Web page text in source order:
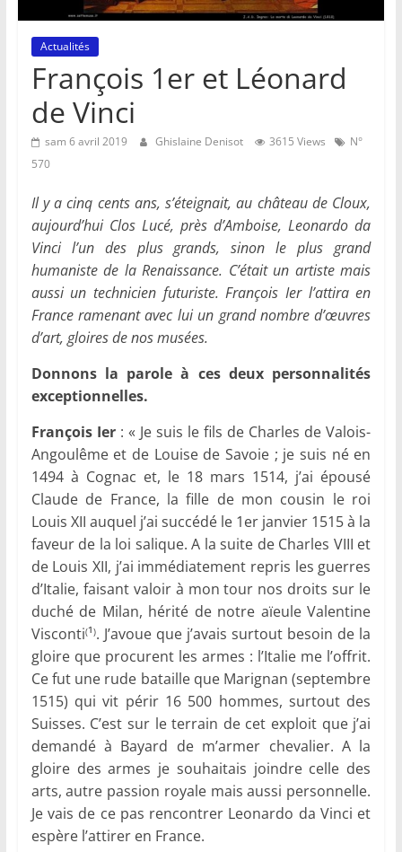
Actualités
François 1er et Léonard
de Vinci
sam 6 avril 2019 Ghislaine Denisot 3615 Views
N°
570
Il y a cinq cents ans, s’éteignait, au château de Cloux,
aujourd’hui Clos Lucé, près d’Amboise, Leonardo da
Vinci l’un des plus grands, sinon le plus grand
humaniste de la Renaissance. C’était un artiste mais
aussi un technicien futuriste. François Ier l’attira en
France ramenant avec lui un grand nombre d’œuvres
d’art, gloires de nos musées.
Donnons la parole à ces deux personnalités
exceptionnelles.
François Ier: « Je suis le fils de Charles de Valois-
Angoulême et de Louise de Savoie ; je suis né en
1494 à Cognac et, le 18 mars 1514, j’ai épousé
Claude de France, la fille de mon cousin le roi
Louis XII auquel j’ai succédé le 1er janvier 1515 à la
faveur de la loi salique. A la suite de Charles VIII et
de Louis XII, j’ai immédiatement repris les guerres
d’Italie, faisant valoir à mon tour nos droits sur le
duché de Milan, hérité de notre aïeule Valentine
Visconti(¹). J’avoue que j’avais surtout besoin de la
gloire que procurent les armes : l’Italie me l’offrit.
Ce fut une rude bataille que Marignan (septembre
1515) qui vit périr 16 500 hommes, surtout des
Suisses. C’est sur le terrain de cet exploit que j’ai
demandé à Bayard de m’armer chevalier. A la
gloire des armes je souhaitais joindre celle des
arts, autre passion royale mais aussi personnelle.
Je vais de ce pas rencontrer Leonardo da Vinci et
espère l’attirer en France.